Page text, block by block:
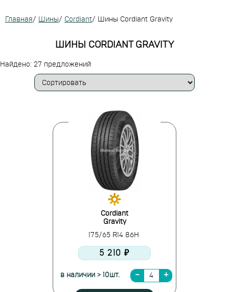
Главная/ Шины/ Cordiant/ Шины Cordiant Gravity
ШИНЫ CORDIANT GRAVITY
Найдено: 27 предложений
Cordiant
Gravity
175/65 R14 86H
5 210 ₽
в наличии > 10шт.